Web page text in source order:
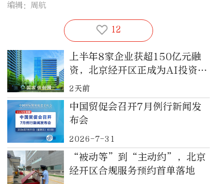
编辑：周航
12
上半年8家企业获超150亿元融
资，北京经开区正成为AI投资热
土
2天前
中国贸促会召开7月例行新闻发
布会
2026-7-31
“被动等”到“主动约”，北京
经开区合规服务预约首单落地